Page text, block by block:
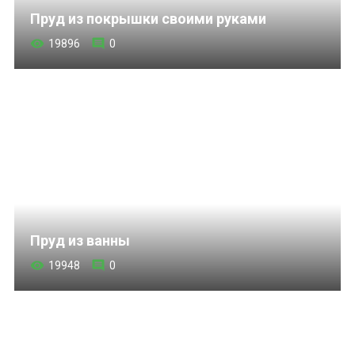
Пруд из покрышки своими руками
19896 0
Пруд из ванны
19948 0